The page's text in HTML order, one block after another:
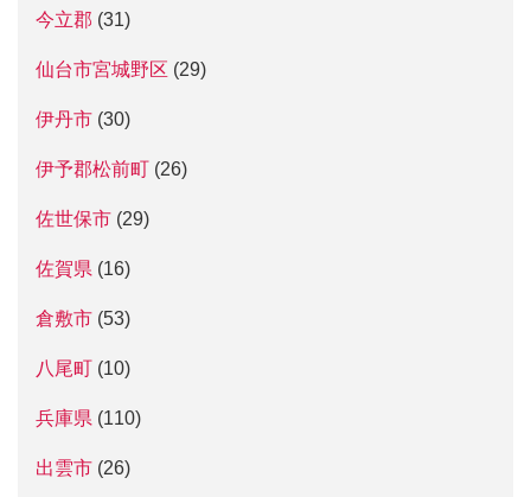
今立郡 (31)
仙台市宮城野区 (29)
伊丹市 (30)
伊予郡松前町 (26)
佐世保市 (29)
佐賀県 (16)
倉敷市 (53)
八尾町 (10)
兵庫県 (110)
出雲市 (26)